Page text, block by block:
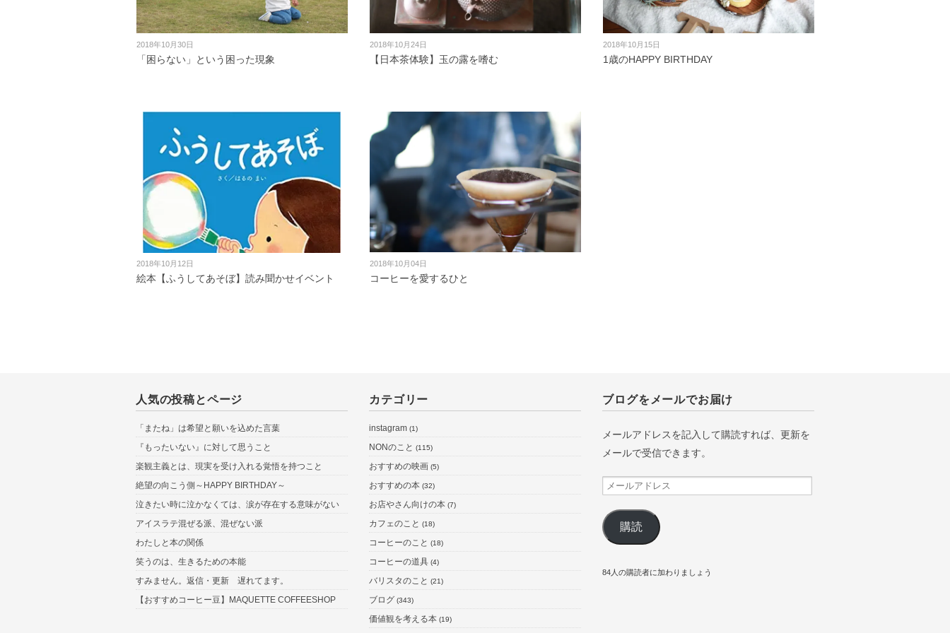
2018年10月30日
「困らない」という困った現象
2018年10月24日
【日本茶体験】玉の露を嗜む
2018年10月15日
1歳のHAPPY BIRTHDAY
2018年10月12日
絵本【ふうしてあそぼ】読み聞かせイベント
2018年10月04日
コーヒーを愛するひと
人気の投稿とページ
「またね」は希望と願いを込めた言葉
『もったいない』に対して思うこと
楽観主義とは、現実を受け入れる覚悟を持つこと
絶望の向こう側～HAPPY BIRTHDAY～
泣きたい時に泣かなくては、涙が存在する意味がない
アイスラテ混ぜる派、混ぜない派
わたしと本の関係
笑うのは、生きるための本能
すみません。返信・更新 遅れてます。
【おすすめコーヒー豆】MAQUETTE COFFEESHOP
カテゴリー
instagram (1)
NONのこと (115)
おすすめの映画 (5)
おすすめの本 (32)
お店やさん向けの本 (7)
カフェのこと (18)
コーヒーのこと (18)
コーヒーの道具 (4)
バリスタのこと (21)
ブログ (343)
価値観を考える本 (19)
ブログをメールでお届け
メールアドレスを記入して購読すれば、更新を
メールで受信できます。
メ
ル
ア
レ
購読
84人の購読者に加わりましょう